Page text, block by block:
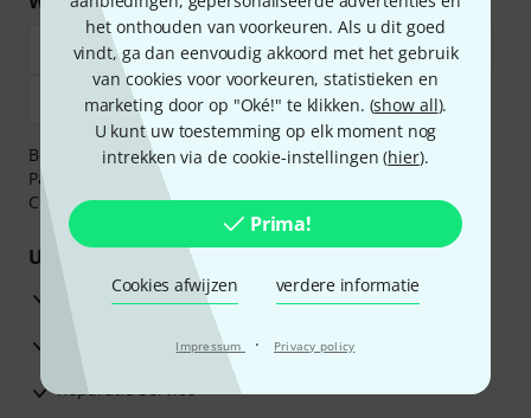
het onthouden van voorkeuren. Als u dit goed
vindt, ga dan eenvoudig akkoord met het gebruik
van cookies voor voorkeuren, statistieken en
marketing door op "Oké!" te klikken. (show all).
U kunt uw toestemming op elk moment nog
intrekken via de cookie-instellingen (hier).
Prima!
Cookies afwijzen verdere informatie
Impressum · Privacy policy
Betaalt u veilig en vertrouwd met Bankoverschrijving,
PayPal, iDEAL,
Klarna Betaal Nu
Creditcard.
Uw voordelen
3 jaar Thomann garantie
30 dagen Money Back-garantie
Reparatie Service